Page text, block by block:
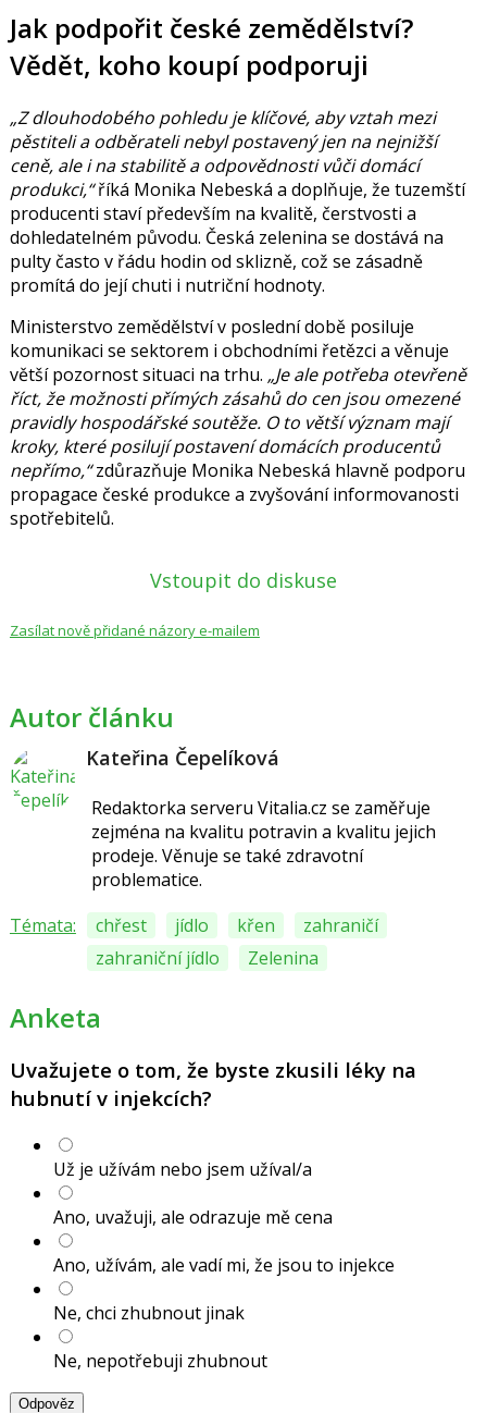
Jak podpořit české zemědělství?
Vědět, koho koupí podporuji
„Z dlouhodobého pohledu je klíčové, aby vztah mezi
pěstiteli a odběrateli nebyl postavený jen na nejnižší
ceně, ale i na stabilitě a odpovědnosti vůči domácí
produkci,“říká Monika Nebeská a doplňuje, že tuzemští
producenti staví především na kvalitě, čerstvosti a
dohledatelném původu. Česká zelenina se dostává na
pulty často v řádu hodin od sklizně, což se zásadně
promítá do její chuti i nutriční hodnoty.
Ministerstvo zemědělství v poslední době posiluje
komunikaci se sektorem i obchodními řetězci a věnuje
větší pozornost situaci na trhu. „Je ale potřeba otevřeně
říct, že možnosti přímých zásahů do cen jsou omezené
pravidly hospodářské soutěže. O to větší význam mají
kroky, které posilují postavení domácích producentů
nepřímo,“zdůrazňuje Monika Nebeská hlavně podporu
propagace české produkce a zvyšování informovanosti
spotřebitelů.
Vstoupit do diskuse
Zasílat nově přidané názory e-mailem
Autor článku
Kateřina Čepelíková
Redaktorka serveru Vitalia.cz se zaměřuje
zejména na kvalitu potravin a kvalitu jejich
prodeje. Věnuje se také zdravotní
problematice.
Témata:
chřest jídlo křen
zahraničí
zahraniční jídlo
Zelenina
Anketa
Uvažujete o tom, že byste zkusili léky na
hubnutí v injekcích?
Už je užívám nebo jsem užíval/a
Ano, uvažuji, ale odrazuje mě cena
Ano, užívám, ale vadí mi, že jsou to injekce
Ne, chci zhubnout jinak
Ne, nepotřebuji zhubnout
Odpověz